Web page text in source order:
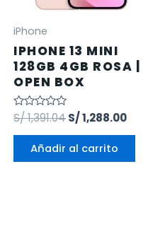
iPhone
IPHONE 13 MINI
128GB 4GB ROSA |
OPEN BOX
Valorado
en
0
S/1,391.04S/1,288.00
Añadir al carrito